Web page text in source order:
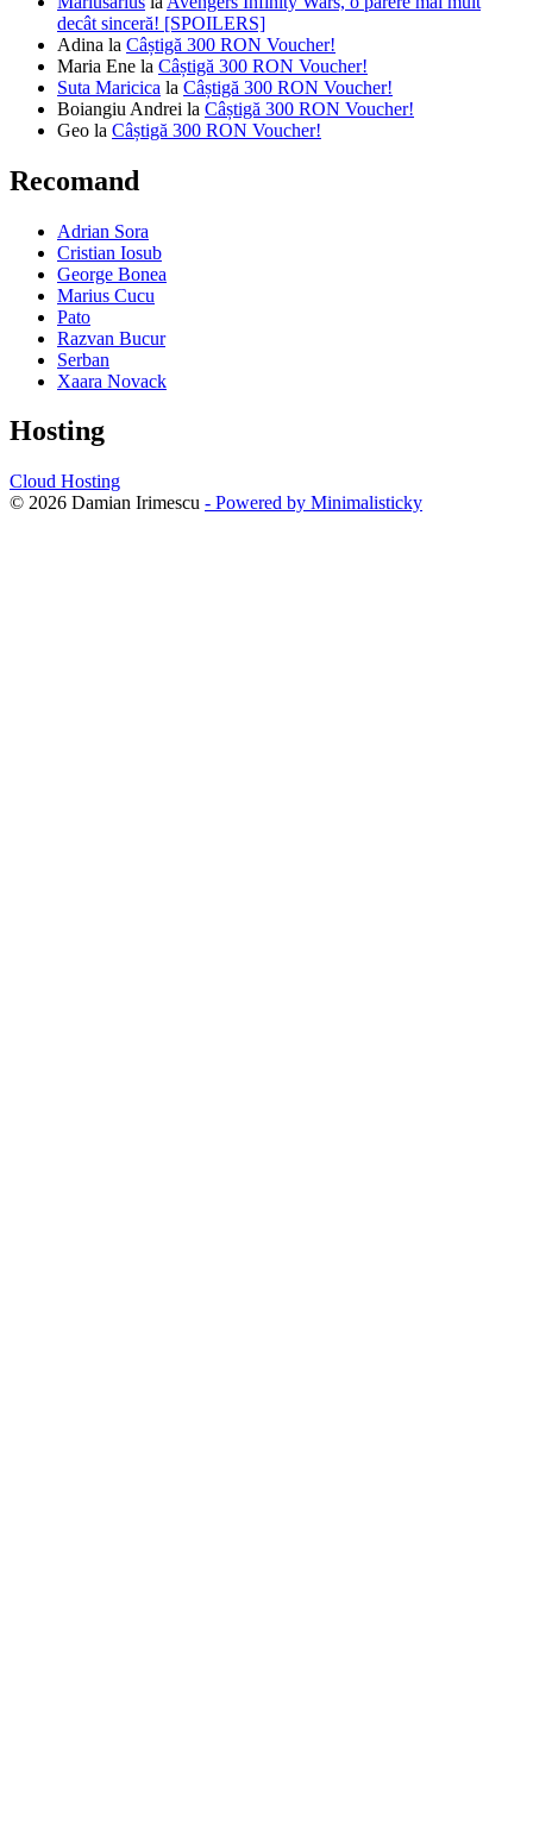
decât sinceră! [SPOILERS]
Adina la Câștigă 300 RON Voucher!
Maria Ene la Câștigă 300 RON Voucher!
Suta Maricica la Câștigă 300 RON Voucher!
Boiangiu Andrei la Câștigă 300 RON Voucher!
Geo la Câștigă 300 RON Voucher!
Recomand
Adrian Sora
Cristian Iosub
George Bonea
Marius Cucu
Pato
Razvan Bucur
Serban
Xaara Novack
Hosting
Cloud Hosting
© 2026 Damian Irimescu - Powered by Minimalisticky